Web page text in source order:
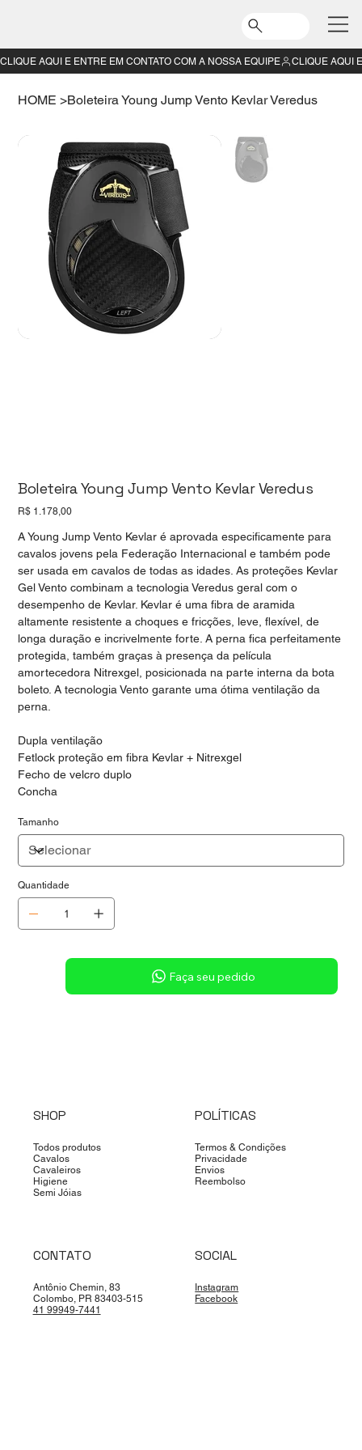
HOME >Boleteira Young Jump Vento Kevlar Veredus
Boleteira Young Jump Vento Kevlar Veredus
Preço
R$ 1.178,00
A Young Jump Vento Kevlar é aprovada especificamente para
cavalos jovens pela Federação Internacional e também pode
ser usada em cavalos de todas as idades. As proteções Kevlar
Gel Vento combinam a tecnologia Veredus geral com o
desempenho de Kevlar. Kevlar é uma fibra de aramida
altamente resistente a choques e fricções, leve, flexível, de
longa duração e incrivelmente forte. A perna fica perfeitamente
protegida, também graças à presença da película
amortecedora Nitrexgel, posicionada na parte interna da bota
boleto. A tecnologia Vento garante uma ótima ventilação da
perna.
Dupla ventilação
Fetlock proteção em fibra Kevlar + Nitrexgel
Fecho de velcro duplo
Concha
Tamanho
Quantidade
Sob consulta
Faça seu pedido
CLIQUE AQUI E ENTRE EM CONTATO COM A NOSSA EQUIPE
SHOP
Todos produtos
Cavalos
Cavaleiros
Higiene
Semi Jóias
POLÍTICAS
Termos & Condições
Privacidade
Envios
Reembolso
CONTATO
Antônio Chemin, 83
Colombo, PR 83403-515
41 99949-7441
SOCIAL
Instagram
Facebook